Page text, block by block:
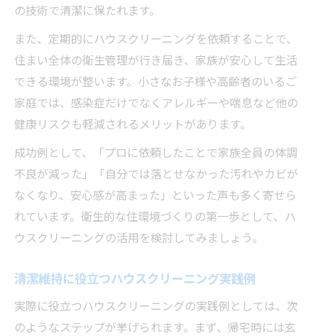
の技術で清潔に保たれます。
また、定期的にハウスクリーニングを依頼することで、
住まい全体の衛生管理が行き届き、家族が安心して生活
できる環境が整います。小さなお子様や高齢者のいるご
家庭では、感染症だけでなくアレルギーや喘息など他の
健康リスクも軽減されるメリットがあります。
成功例として、「プロに依頼したことで家族全員の体調
不良が減った」「自分では落とせなかった汚れやカビが
なくなり、安心感が高まった」といった声も多く寄せら
れています。衛生的な住環境づくりの第一歩として、ハ
ウスクリーニングの活用を検討してみましょう。
清潔維持に役立つハウスクリーニング実践例
実際に役立つハウスクリーニングの実践例としては、次
のようなステップが挙げられます。まず、帰宅時には玄